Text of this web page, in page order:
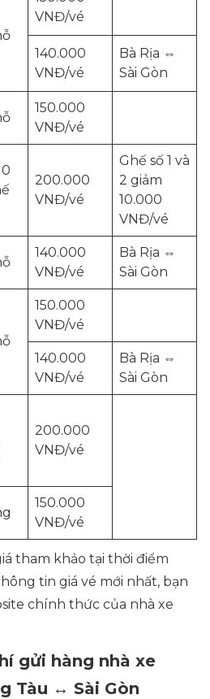
VNĐ/vé
140.000
VNĐ/vé
Bà Rịa ⇔
Sài Gòn
150.000
VNĐ/vé
200.000
VNĐ/vé
Ghế số 1 và
2 giảm
10.000
VNĐ/vé
140.000
VNĐ/vé
Bà Rịa ⇔
Sài Gòn
150.000
VNĐ/vé
140.000
VNĐ/vé
Bà Rịa ⇔
Sài Gòn
200.000
VNĐ/vé
150.000
VNĐ/vé
tham khảo tại thời điểm
tin giá vé mới nhất, bạn
chính thức của nhà xe
gửi hàng nhà xe
Tàu ↔ Sài Gòn